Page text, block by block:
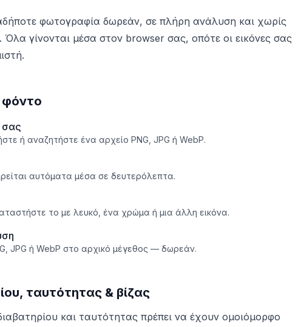
φωτογραφία δωρεάν, σε πλήρη ανάλυση και χωρίς
γίνονται μέσα στον browser σας, οπότε οι εικόνες σας
φόντο
σας
ή αναζητήστε ένα αρχείο PNG, JPG ή WebP.
αυτόματα μέσα σε δευτερόλεπτα.
το με λευκό, ένα χρώμα ή μια άλλη εικόνα.
JPG ή WebP στο αρχικό μέγεθος — δωρεάν.
ταυτότητας & βίζας
και ταυτότητας πρέπει να έχουν ομοιόμορφο